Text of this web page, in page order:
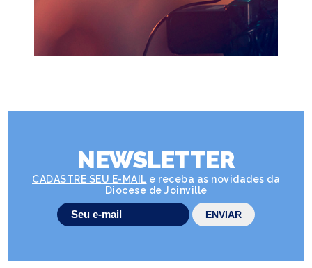
NEWSLETTER
CADASTRE SEU E-MAIL e receba as novidades da
Diocese de Joinville